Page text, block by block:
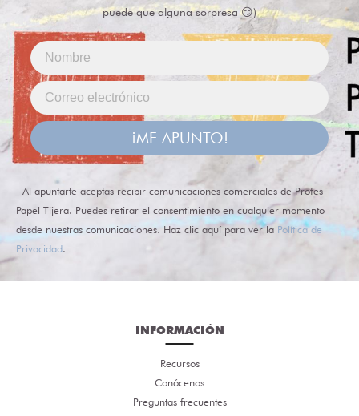
puede que alguna sorpresa 😏)
¡ME APUNTO!
Al apuntarte aceptas recibir comunicaciones comerciales de Profes
Papel Tijera. Puedes retirar el consentimiento en cualquier momento
desde nuestras comunicaciones. Haz clic aquí para ver la Política de
Privacidad.
INFORMACIÓN
Recursos
Conócenos
Preguntas frecuentes